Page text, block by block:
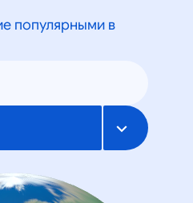
популярными в